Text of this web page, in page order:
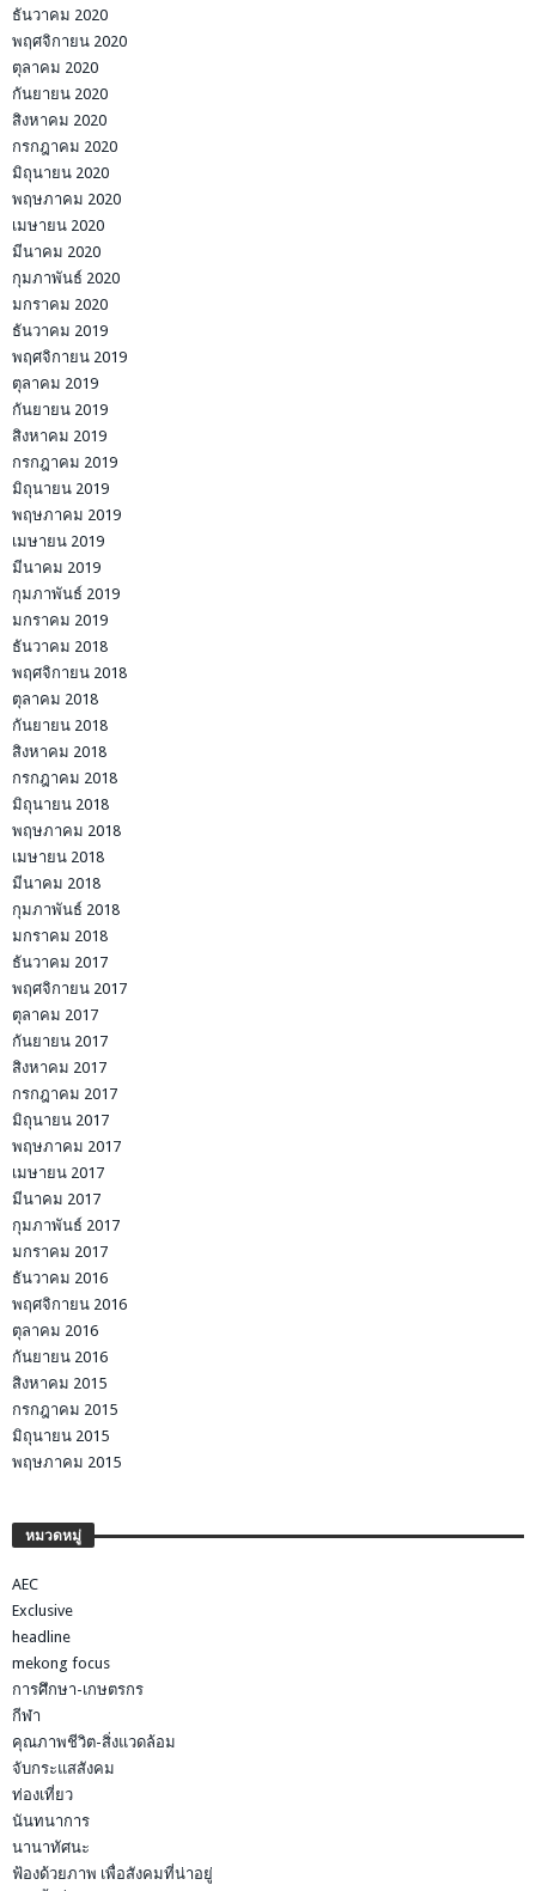
ธันวาคม 2020
พฤศจิกายน 2020
ตุลาคม 2020
กันยายน 2020
สิงหาคม 2020
กรกฎาคม 2020
มิถุนายน 2020
พฤษภาคม 2020
เมษายน 2020
มีนาคม 2020
กุมภาพันธ์ 2020
มกราคม 2020
ธันวาคม 2019
พฤศจิกายน 2019
ตุลาคม 2019
กันยายน 2019
สิงหาคม 2019
กรกฎาคม 2019
มิถุนายน 2019
พฤษภาคม 2019
เมษายน 2019
มีนาคม 2019
กุมภาพันธ์ 2019
มกราคม 2019
ธันวาคม 2018
พฤศจิกายน 2018
ตุลาคม 2018
กันยายน 2018
สิงหาคม 2018
กรกฎาคม 2018
มิถุนายน 2018
พฤษภาคม 2018
เมษายน 2018
มีนาคม 2018
กุมภาพันธ์ 2018
มกราคม 2018
ธันวาคม 2017
พฤศจิกายน 2017
ตุลาคม 2017
กันยายน 2017
สิงหาคม 2017
กรกฎาคม 2017
มิถุนายน 2017
พฤษภาคม 2017
เมษายน 2017
มีนาคม 2017
กุมภาพันธ์ 2017
มกราคม 2017
ธันวาคม 2016
พฤศจิกายน 2016
ตุลาคม 2016
กันยายน 2016
สิงหาคม 2015
กรกฎาคม 2015
มิถุนายน 2015
พฤษภาคม 2015
หมวดหมู่
AEC
Exclusive
headline
mekong focus
การศึกษา-เกษตรกร
กีฬา
คุณภาพชีวิต-สิ่งแวดล้อม
จับกระแสสังคม
ท่องเที่ยว
นันทนาการ
นานาทัศนะ
ฟ้องด้วยภาพ เพื่อสังคมที่น่าอยู่